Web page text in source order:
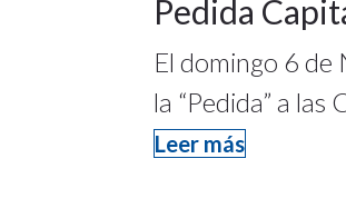
Pedida
El domingo 6 de
la “Pedida” a
Leer más